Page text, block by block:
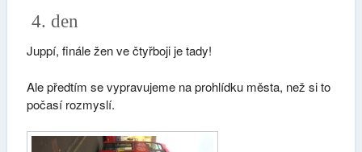
4. den
Juppí, finále žen ve čtyřboji je tady!
Ale předtím se vypravujeme na prohlídku města, než si to
počasí rozmyslí.